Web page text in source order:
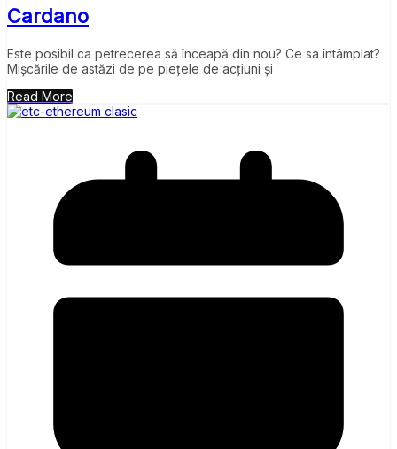
Cardano
Este posibil ca petrecerea să înceapă din nou? Ce sa întâmplat?
Mișcările de astăzi de pe piețele de acțiuni și
Read More